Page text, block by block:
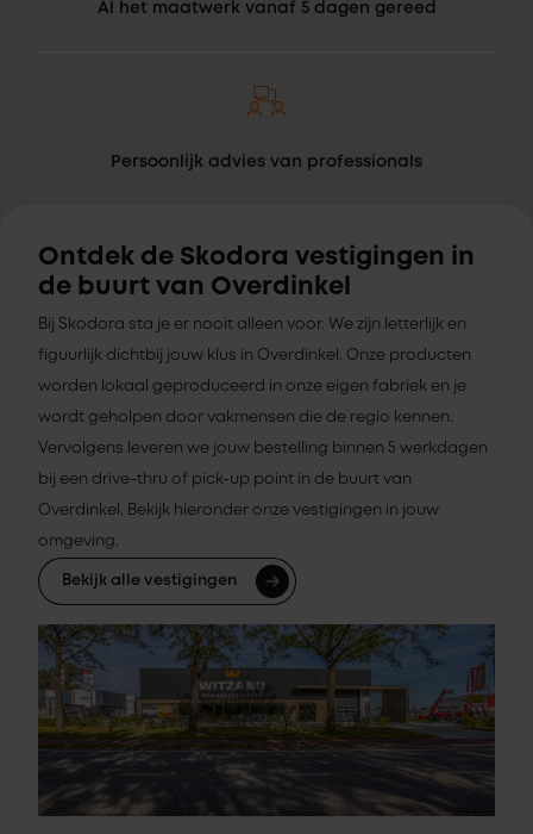
Al het maatwerk vanaf 5 dagen gereed
Persoonlijk advies van professionals
Ontdek de Skodora vestigingen in
de buurt van Overdinkel
Bij Skodora sta je er nooit alleen voor. We zijn letterlijk en
figuurlijk dichtbij jouw klus in Overdinkel. Onze producten
worden lokaal geproduceerd in onze eigen fabriek en je
wordt geholpen door vakmensen die de regio kennen.
Vervolgens leveren we jouw bestelling binnen 5 werkdagen
bij een drive-thru of pick-up point in de buurt van
Overdinkel. Bekijk hieronder onze vestigingen in jouw
omgeving.
Bekijk alle vestigingen